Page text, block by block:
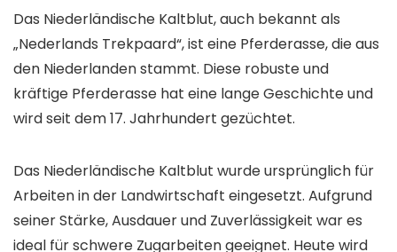
Das Niederländische Kaltblut, auch bekannt als
„Nederlands Trekpaard“, ist eine Pferderasse, die aus
den Niederlanden stammt. Diese robuste und
kräftige Pferderasse hat eine lange Geschichte und
wird seit dem 17. Jahrhundert gezüchtet.
Das Niederländische Kaltblut wurde ursprünglich für
Arbeiten in der Landwirtschaft eingesetzt. Aufgrund
seiner Stärke, Ausdauer und Zuverlässigkeit war es
ideal für schwere Zugarbeiten geeignet. Heute wird